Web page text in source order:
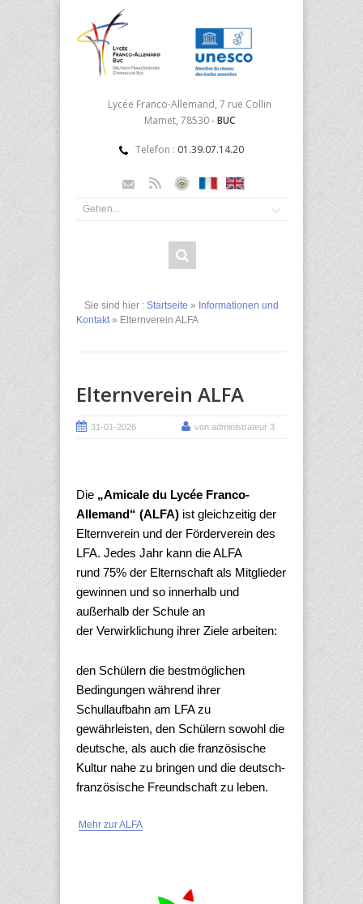
Lycée Franco-Allemand, 7 rue Collin
Mamet, 78530 -BUC
Telefon : 01.39.07.14.20
Sie sind hier : Startseite » Informationen und
Kontakt» Elternverein ALFA
Elternverein ALFA
31-01-2026 von administrateur 3
Die „Amicale du Lycée Franco-
Allemand“ (ALFA) ist gleichzeitig der
Elternverein und der Förderverein des
LFA. Jedes Jahr kann die ALFA
rund 75% der Elternschaft als Mitglieder
gewinnen und so innerhalb und
außerhalb der Schule an
der Verwirklichung ihrer Ziele arbeiten:
den Schülern die bestmöglichen
Bedingungen während ihrer
Schullaufbahn am LFA zu
gewährleisten, den Schülern sowohl die
deutsche, als auch die französische
Kultur nahe zu bringen und die deutsch-
französische Freundschaft zu leben.
Mehr zur ALFA